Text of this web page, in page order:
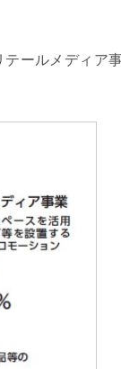
ールメディア事